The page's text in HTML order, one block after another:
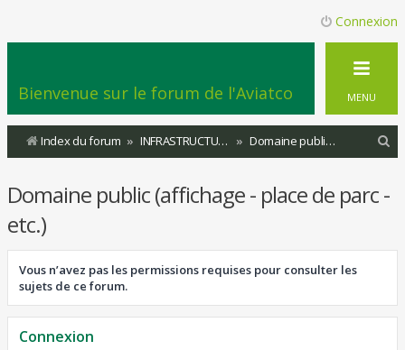
Connexion
Bienvenue sur le forum de l'Aviatco MENU
Index du forum INFRASTRUCTURES Domaine public (affichage - place de parc - etc.)
h
Domaine public (affichage - place de parc -
etc.)
Vous n’avez pas les permissions requises pour consulter les
sujets de ce forum.
Connexion